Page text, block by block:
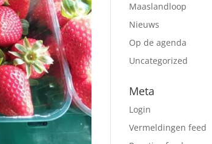
Maaslandloop
Nieuws
Op de agenda
Uncategorized
Meta
Login
Vermeldingen feed